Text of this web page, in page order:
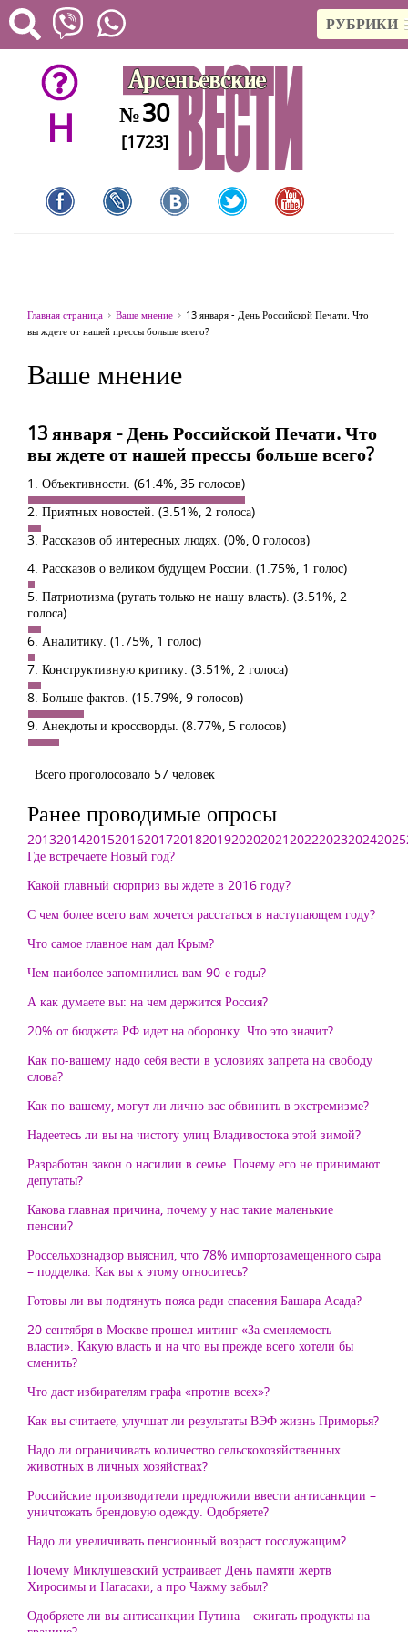
РУБРИКИ
H №30
[1723]
Главная страница Ваше мнение
13 января - День Российской Печати. Что
вы ждете от нашей прессы больше всего?
Ваше мнение
13 января - День Российской Печати. Что
вы ждете от нашей прессы больше всего?
1. Объективности. (61.4%, 35 голосов)
2. Приятных новостей. (3.51%, 2 голоса)
3. Рассказов об интересных людях. (0%, 0 голосов)
4. Рассказов о великом будущем России. (1.75%, 1 голос)
5. Патриотизма (ругать только не нашу власть). (3.51%, 2
голоса)
6. Аналитику. (1.75%, 1 голос)
7. Конструктивную критику. (3.51%, 2 голоса)
8. Больше фактов. (15.79%, 9 голосов)
9. Анекдоты и кроссворды. (8.77%, 5 голосов)
Всего проголосовало 57 человек
Ранее проводимые опросы
2013201420152016201720182019202020212022202320242025
Где встречаете Новый год?
Какой главный сюрприз вы ждете в 2016 году?
С чем более всего вам хочется расстаться в наступающем году?
Что самое главное нам дал Крым?
Чем наиболее запомнились вам 90-е годы?
А как думаете вы: на чем держится Россия?
20% от бюджета РФ идет на оборонку. Что это значит?
Как по-вашему надо себя вести в условиях запрета на свободу
слова?
Как по-вашему, могут ли лично вас обвинить в экстремизме?
Надеетесь ли вы на чистоту улиц Владивостока этой зимой?
Разработан закон о насилии в семье. Почему его не принимают
депутаты?
Какова главная причина, почему у нас такие маленькие
пенсии?
Россельхознадзор выяснил, что 78% импортозамещенного сыра
– подделка. Как вы к этому относитесь?
Готовы ли вы подтянуть пояса ради спасения Башара Асада?
20 сентября в Москве прошел митинг «За сменяемость
власти». Какую власть и на что вы прежде всего хотели бы
сменить?
Что даст избирателям графа «против всех»?
Как вы считаете, улучшат ли результаты ВЭФ жизнь Приморья?
Надо ли ограничивать количество сельскохозяйственных
животных в личных хозяйствах?
Российские производители предложили ввести антисанкции –
уничтожать брендовую одежду. Одобряете?
Надо ли увеличивать пенсионный возраст госслужащим?
Почему Миклушевский устраивает День памяти жертв
Хиросимы и Нагасаки, а про Чажму забыл?
Одобряете ли вы антисанкции Путина – сжигать продукты на